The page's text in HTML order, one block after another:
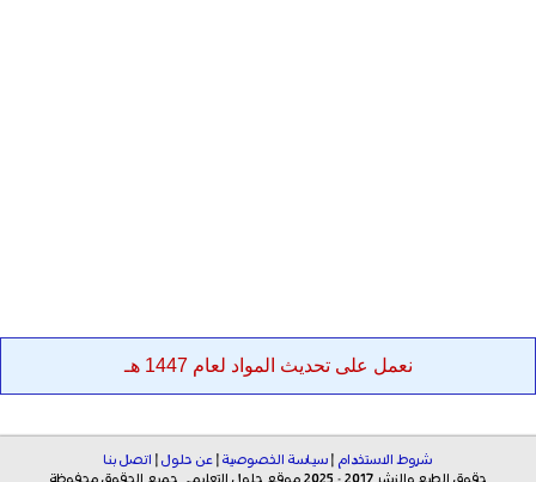
نعمل على تحديث المواد لعام 1447 هـ
شروط الاستخدام | سياسة الخصوصية | عن حلول | اتصل بنا